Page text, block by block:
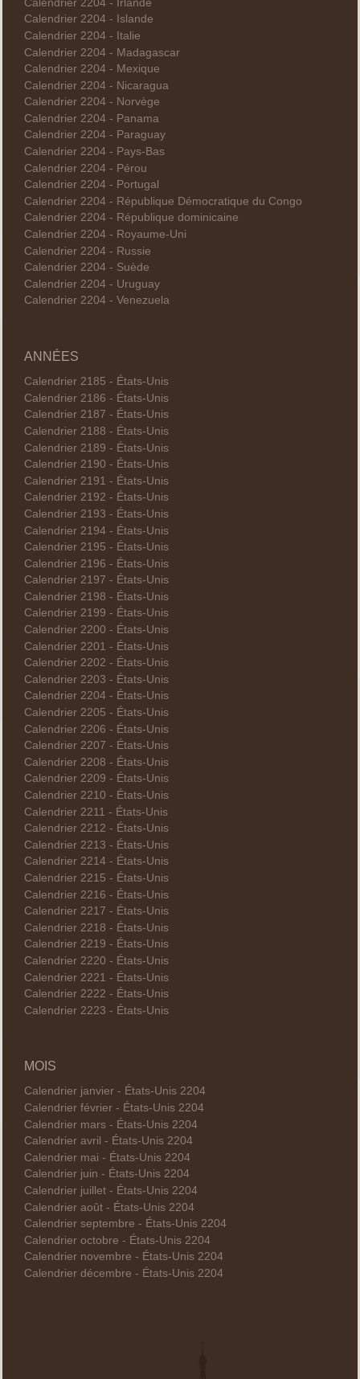
Calendrier 2204 - Irlande
Calendrier 2204 - Islande
Calendrier 2204 - Italie
Calendrier 2204 - Madagascar
Calendrier 2204 - Mexique
Calendrier 2204 - Nicaragua
Calendrier 2204 - Norvège
Calendrier 2204 - Panama
Calendrier 2204 - Paraguay
Calendrier 2204 - Pays-Bas
Calendrier 2204 - Pérou
Calendrier 2204 - Portugal
Calendrier 2204 - République Démocratique du Congo
Calendrier 2204 - République dominicaine
Calendrier 2204 - Royaume-Uni
Calendrier 2204 - Russie
Calendrier 2204 - Suède
Calendrier 2204 - Uruguay
Calendrier 2204 - Venezuela
ANNÉES
Calendrier 2185 - États-Unis
Calendrier 2186 - États-Unis
Calendrier 2187 - États-Unis
Calendrier 2188 - États-Unis
Calendrier 2189 - États-Unis
Calendrier 2190 - États-Unis
Calendrier 2191 - États-Unis
Calendrier 2192 - États-Unis
Calendrier 2193 - États-Unis
Calendrier 2194 - États-Unis
Calendrier 2195 - États-Unis
Calendrier 2196 - États-Unis
Calendrier 2197 - États-Unis
Calendrier 2198 - États-Unis
Calendrier 2199 - États-Unis
Calendrier 2200 - États-Unis
Calendrier 2201 - États-Unis
Calendrier 2202 - États-Unis
Calendrier 2203 - États-Unis
Calendrier 2204 - États-Unis
Calendrier 2205 - États-Unis
Calendrier 2206 - États-Unis
Calendrier 2207 - États-Unis
Calendrier 2208 - États-Unis
Calendrier 2209 - États-Unis
Calendrier 2210 - États-Unis
Calendrier 2211 - États-Unis
Calendrier 2212 - États-Unis
Calendrier 2213 - États-Unis
Calendrier 2214 - États-Unis
Calendrier 2215 - États-Unis
Calendrier 2216 - États-Unis
Calendrier 2217 - États-Unis
Calendrier 2218 - États-Unis
Calendrier 2219 - États-Unis
Calendrier 2220 - États-Unis
Calendrier 2221 - États-Unis
Calendrier 2222 - États-Unis
Calendrier 2223 - États-Unis
MOIS
Calendrier janvier - États-Unis 2204
Calendrier février - États-Unis 2204
Calendrier mars - États-Unis 2204
Calendrier avril - États-Unis 2204
Calendrier mai - États-Unis 2204
Calendrier juin - États-Unis 2204
Calendrier juillet - États-Unis 2204
Calendrier août - États-Unis 2204
Calendrier septembre - États-Unis 2204
Calendrier octobre - États-Unis 2204
Calendrier novembre - États-Unis 2204
Calendrier décembre - États-Unis 2204